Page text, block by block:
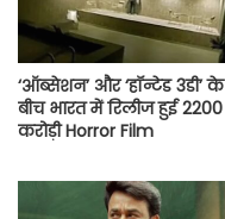
‘ऑब्सेशन’ और ‘हॉन्टेड 3डी’ के
बीच भारत में रिलीज हुई 2200
करोड़ी Horror Film